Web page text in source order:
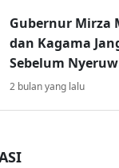
Gubernur Mirza
dan Kagama
Sebelum
2 bulan yang lalu